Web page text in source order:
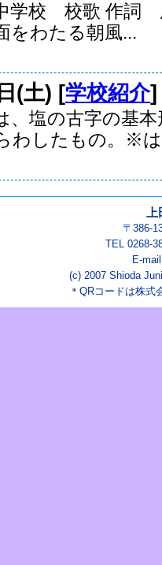
学校 校歌 作
をわたる朝風...
(土) [学校紹介
、塩の古字の基
わしたもの。※
〒386-
TEL 0268-
E-
(c) 2007 Shioda
＊QRコードは株式